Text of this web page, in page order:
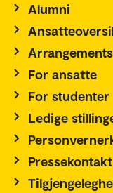
Alumni
For ansatte
For studenter
Ledige
Pressekontakt